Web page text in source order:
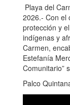
Playa del
2026.- Con el
protección y
indígenas y
Carmen,
Estefanía
Comunitario”
Palco